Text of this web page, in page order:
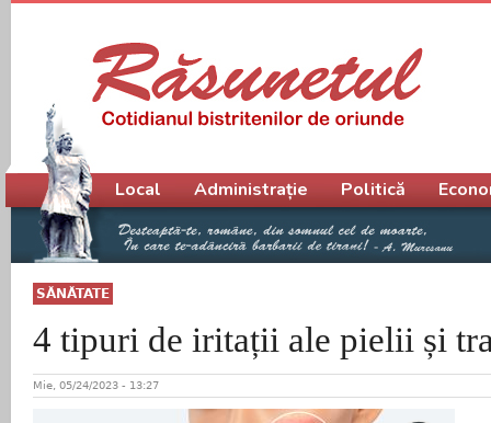
SĂNĂTATE
4 tipuri de iritații ale pielii și
Mie, 05/24/2023 - 13:27
Meniu principal
Local Administrație Politică